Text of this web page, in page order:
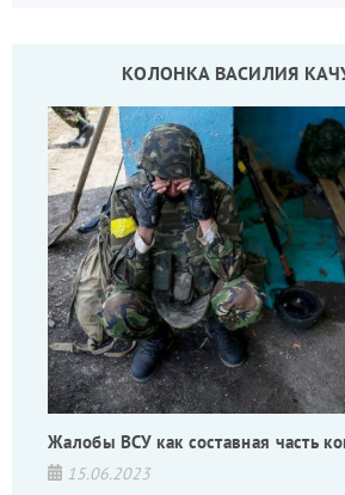
КОЛОНКА ВАСИЛИЯ
Жалобы ВСУ как составная часть
15.06.2023